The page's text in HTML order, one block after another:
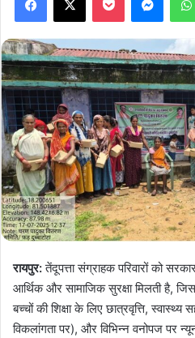
रायपुर:तेंदूपत्ता संग्राहक परिवारों को
आर्थिक और सामाजिक सुरक्षा मिलती है,
बच्चों की शिक्षा के लिए छात्रवृत्ति, स्वास्थ्य
विकलांगता पर), और विभिन्न वनोपज पर